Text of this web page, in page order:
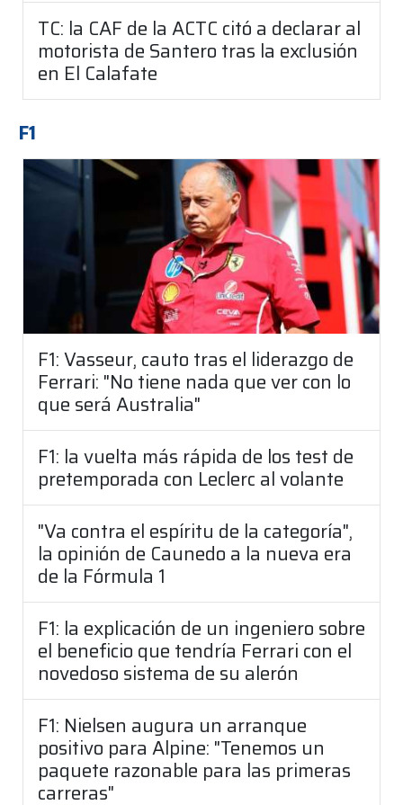
TC: la CAF de la ACTC citó a declarar al
motorista de Santero tras la exclusión
en El Calafate
F1
F1: Vasseur, cauto tras el liderazgo de
Ferrari: "No tiene nada que ver con lo
que será Australia"
F1: la vuelta más rápida de los test de
pretemporada con Leclerc al volante
"Va contra el espíritu de la categoría",
la opinión de Caunedo a la nueva era
de la Fórmula 1
F1: la explicación de un ingeniero sobre
el beneficio que tendría Ferrari con el
novedoso sistema de su alerón
F1: Nielsen augura un arranque
positivo para Alpine: "Tenemos un
paquete razonable para las primeras
carreras"